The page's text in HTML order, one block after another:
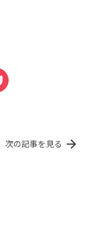
次の記事を見る